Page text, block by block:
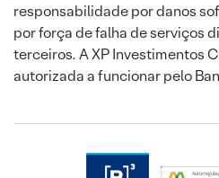
responsabilidade por danos
por força de falha de serviços
terceiros. A XP Investimentos
autorizada a funcionar pelo